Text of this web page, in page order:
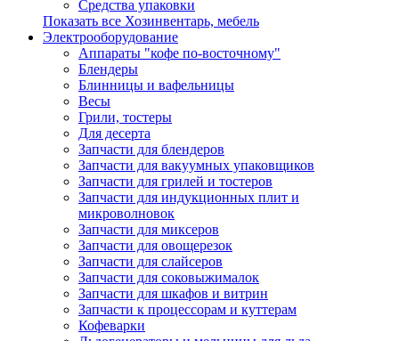
Средства упаковки
Показать все Хозинвентарь, мебель
Электрооборудование
Аппараты "кофе по-восточному"
Блендеры
Блинницы и вафельницы
Весы
Грили, тостеры
Для десерта
Запчасти для блендеров
Запчасти для вакуумных упаковщиков
Запчасти для грилей и тостеров
Запчасти для индукционных плит и
микроволновок
Запчасти для миксеров
Запчасти для овощерезок
Запчасти для слайсеров
Запчасти для соковыжималок
Запчасти для шкафов и витрин
Запчасти к процессорам и куттерам
Кофеварки